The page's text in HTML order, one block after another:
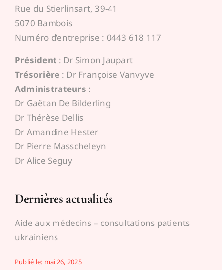
Rue du Stierlinsart, 39-41
5070 Bambois
Numéro d’entreprise : 0443 618 117
Président : Dr Simon Jaupart
Trésorière : Dr Françoise Vanvyve
Administrateurs :
Dr Gaëtan De Bilderling
Dr Thérèse Dellis
Dr Amandine Hester
Dr Pierre Masscheleyn
Dr Alice Seguy
Dernières actualités
Aide aux médecins – consultations patients
ukrainiens
Publié le: mai 26, 2025